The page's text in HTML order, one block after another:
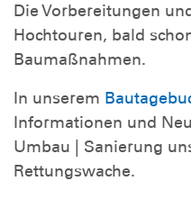
Die Vorbereitungen
Hochtouren, bald
Baumaßnahmen.
In unserem
Informationen und
Umbau | Sanierung
Rettungswache.